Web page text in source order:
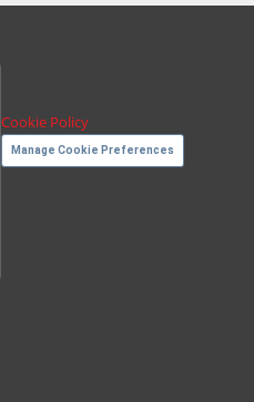
Cookie Policy
Manage Cookie Preferences